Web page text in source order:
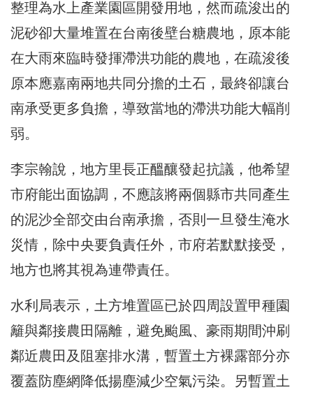
整理為水上產業園區開發用地，然而疏浚出的
泥砂卻大量堆置在台南後壁台糖農地，原本能
在大雨來臨時發揮滯洪功能的農地，在疏浚後
原本應嘉南兩地共同分擔的土石，最終卻讓台
南承受更多負擔，導致當地的滯洪功能大幅削
弱。
李宗翰說，地方里長正醞釀發起抗議，他希望
市府能出面協調，不應該將兩個縣市共同產生
的泥沙全部交由台南承擔，否則一旦發生淹水
災情，除中央要負責任外，市府若默默接受，
地方也將其視為連帶責任。
水利局表示，土方堆置區已於四周設置甲種園
籬與鄰接農田隔離，避免颱風、豪雨期間沖刷
鄰近農田及阻塞排水溝，暫置土方裸露部分亦
覆蓋防塵網降低揚塵減少空氣污染。另暫置土